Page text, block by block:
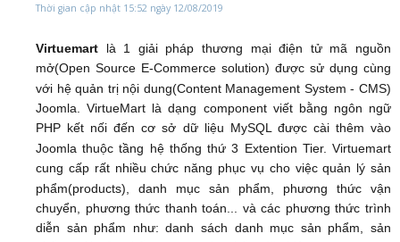
Thời gian cập nhật 15:52 ngày 12/08/2019
Virtuemart là 1 giải pháp thương mại điện tử mã nguồn
mở(Open Source E-Commerce solution) được sử dụng cùng
với hệ quản trị nội dung(Content Management System - CMS)
Joomla. VirtueMart là dạng component viết bằng ngôn ngữ
PHP kết nối đến cơ sở dữ liệu MySQL được cài thêm vào
Joomla thuộc tầng hệ thống thứ 3 Extention Tier. Virtuemart
cung cấp rất nhiều chức năng phục vụ cho việc quản lý sản
phẩm(products), danh mục sản phẩm, phương thức vận
chuyển, phương thức thanh toán... và các phương thức trình
diễn sản phẩm như: danh sách danh mục sản phẩm, sản